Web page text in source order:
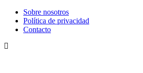
Sobre nosotros
Política de privacidad
Contacto